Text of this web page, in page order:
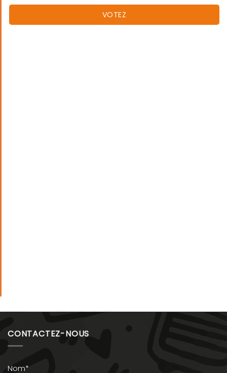
VOTEZ
CONTACTEZ-NOUS
Nom*